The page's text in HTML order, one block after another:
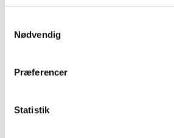
Nødvendig
Præferencer
Statistik